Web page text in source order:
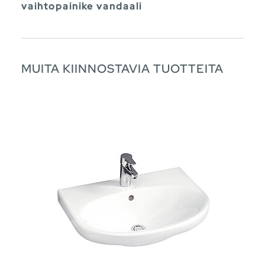
vaihtopainike vandaali
MUITA KIINNOSTAVIA TUOTTEITA